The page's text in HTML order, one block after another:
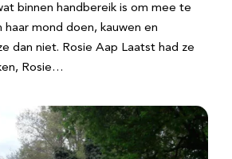
binnen handbereik is om mee te
haar mond doen, kauwen en
dan niet. Rosie Aap Laatst had ze
Rosie…